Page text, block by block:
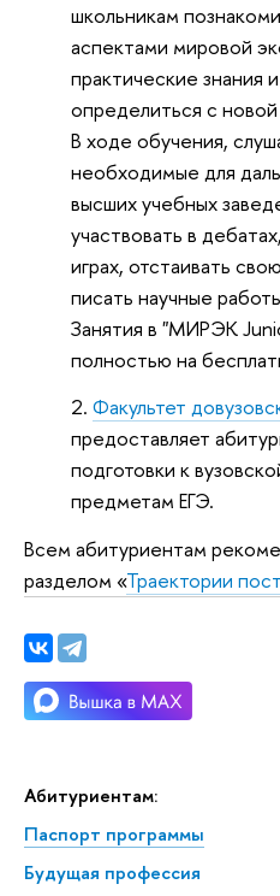
Абитуриентам:
Паспорт программы
Будущая профессия
школьникам
аспектами мировой
практические знания
определиться с
В ходе обучения,
необходимые для
высших учебных
участвовать в
играх, отстаивать
писать научные
Занятия в "МИРЭК
полностью на
Факультет
предоставляет
подготовки к
предметам ЕГЭ.
Всем абитуриентам
разделом «Траектории